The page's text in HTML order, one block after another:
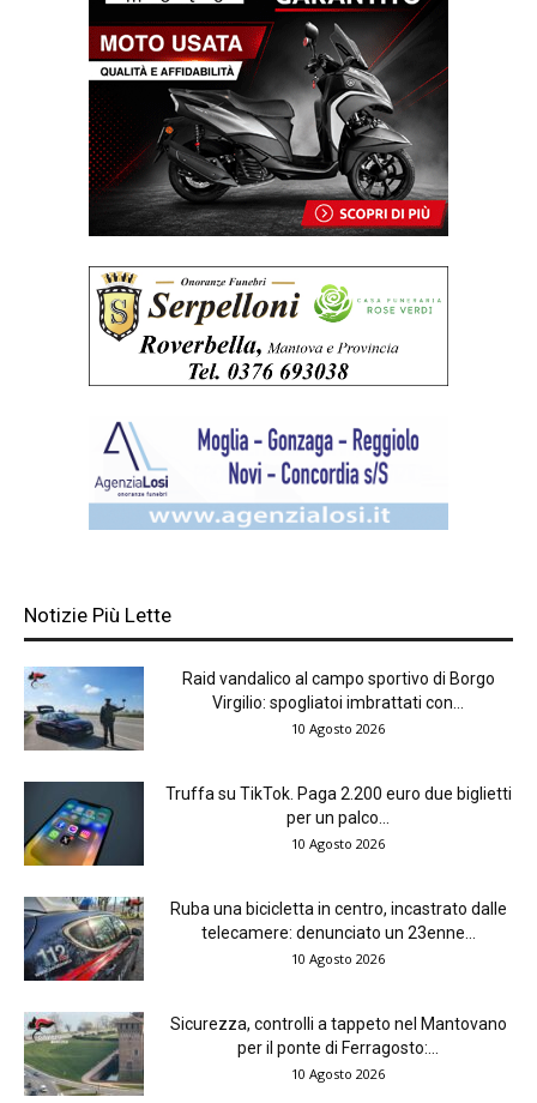
Notizie Più Lette
Raid vandalico al campo sportivo di Borgo
Virgilio: spogliatoi imbrattati con...
10 Agosto 2026
Truffa su TikTok. Paga 2.200 euro due biglietti
per un palco...
10 Agosto 2026
Ruba una bicicletta in centro, incastrato dalle
telecamere: denunciato un 23enne...
10 Agosto 2026
Sicurezza, controlli a tappeto nel Mantovano
per il ponte di Ferragosto:...
10 Agosto 2026